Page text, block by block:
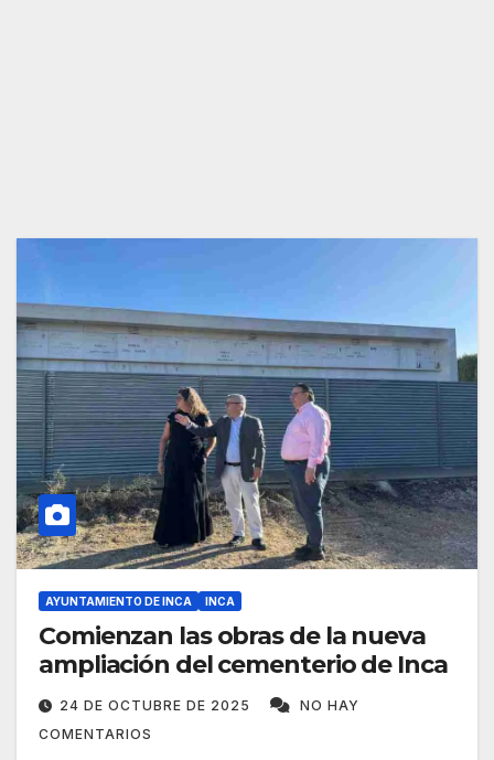
AYUNTAMIENTO DE INCA INCA
Comienzan las obras de la nueva
ampliación del cementerio de Inca
24 DE OCTUBRE DE 2025
NO HAY
COMENTARIOS